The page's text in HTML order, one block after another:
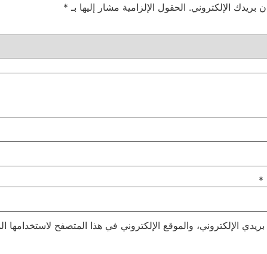
بريدك الإلكتروني. الحقول الإلزامية مشار إليها بـ *
*
الإلكتروني، والموقع الإلكتروني في هذا المتصفح لاستخدامها